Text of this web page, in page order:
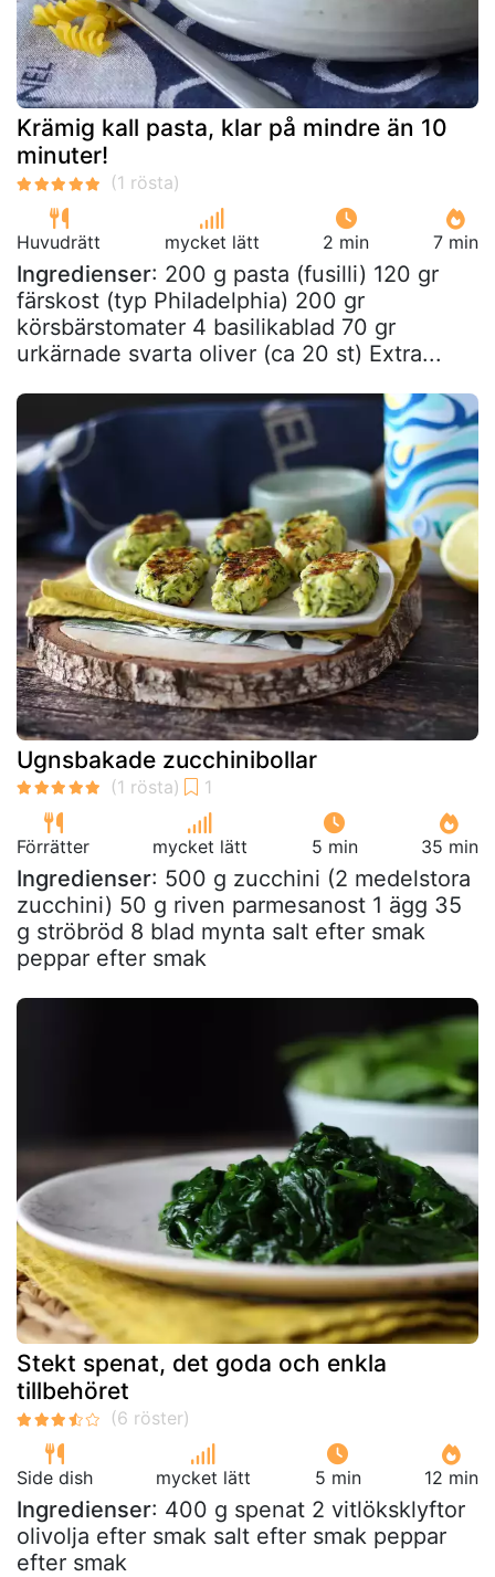
Krämig kall pasta, klar på mindre än 10
minuter!
Huvudrätt mycket lätt 2 min 7 min
Ingredienser: 200 g pasta (fusilli) 120 gr
färskost (typ Philadelphia) 200 gr
körsbärstomater 4 basilikablad 70 gr
urkärnade svarta oliver (ca 20 st) Extra...
Ugnsbakade zucchinibollar
Förrätter mycket lätt 5 min 35 min
Ingredienser: 500 g zucchini (2 medelstora
zucchini) 50 g riven parmesanost 1 ägg 35
g ströbröd 8 blad mynta salt efter smak
peppar efter smak
Stekt spenat, det goda och enkla
tillbehöret
Side dish mycket lätt 5 min 12 min
Ingredienser: 400 g spenat 2 vitlöksklyftor
olivolja efter smak salt efter smak peppar
efter smak